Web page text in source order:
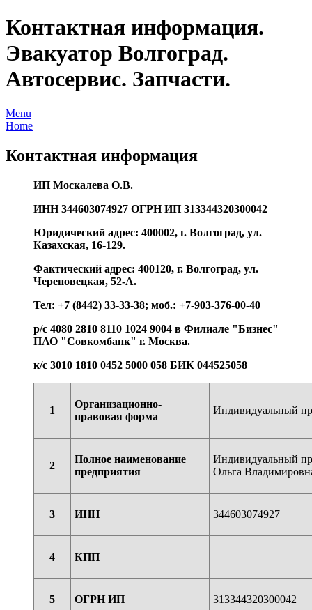
Контактная информация.
Эвакуатор Волгоград.
Автосервис. Запчасти.
Menu
Home
Контактная информация
ИП Москалева О.В.
ИНН344603074927 ОГРН ИП 313344320300042
Юридический адрес: 400002, г. Волгоград, ул.
Казахская, 16-129.
Фактический адрес: 400120, г. Волгоград, ул.
Череповецкая, 52-А.
Тел: +7 (8442) 33-33-38; моб.: +7-903-376-00-40
р/с 4080 2810 8110 1024 9004 в Филиале "Бизнес"
ПАО "Совкомбанк" г. Москва.
к/с 3010 1810 0452 5000 058 БИК 044525058
1
Организационно-
правовая форма
Индивидуальный
2
Полное наименование
предприятия
Индивидуальный
Ольга
3 ИНН 344603074927
4 КПП
5 ОГРН ИП 313344320300042